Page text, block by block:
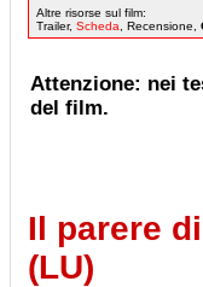
Altre risorse sul film:
Trailer, Scheda , Recensione,
Attenzione: nei
del film.
Il parere
(LU)